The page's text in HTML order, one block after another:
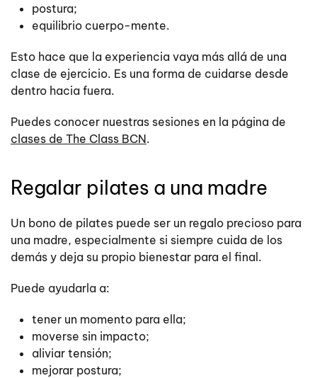
postura;
equilibrio cuerpo-mente.
Esto hace que la experiencia vaya más allá de una
clase de ejercicio. Es una forma de cuidarse desde
dentro hacia fuera.
Puedes conocer nuestras sesiones en la página de
clases de The Class BCN.
Regalar pilates a una madre
Un bono de pilates puede ser un regalo precioso para
una madre, especialmente si siempre cuida de los
demás y deja su propio bienestar para el final.
Puede ayudarla a:
tener un momento para ella;
moverse sin impacto;
aliviar tensión;
mejorar postura;